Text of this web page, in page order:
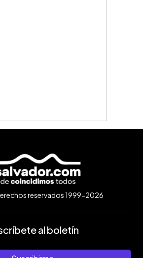
reservados 1999-2026
al boletín